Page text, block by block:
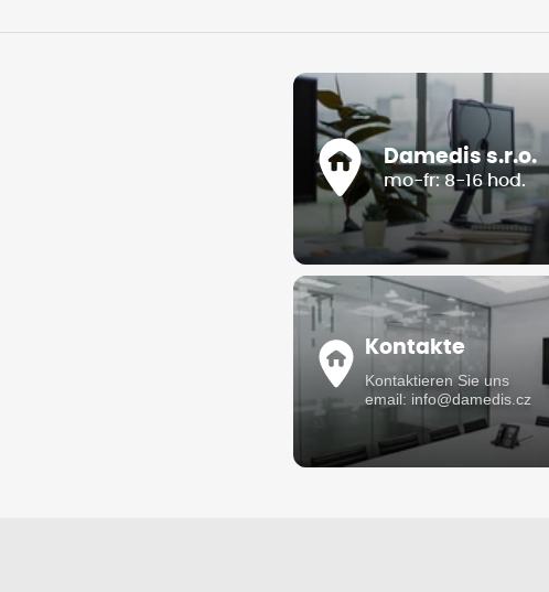
Damedis s.r.o.
mo-fr: 8-16 hod.
Kontakte
Kontaktieren Sie uns
email: info@damedis.cz